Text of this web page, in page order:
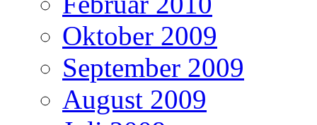
Oktober 2009
September 2009
August 2009